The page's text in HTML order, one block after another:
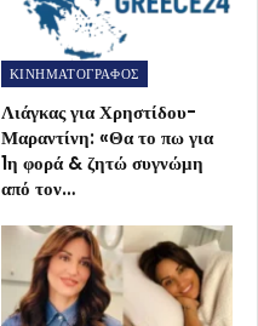
ΚΙΝΗΜΑΤΟΓΡΑΦΟΣ
Λιάγκας για Χρηστίδου-
Μαραντίνη: «Θα το πω για
1η φορά & ζητώ συγνώμη
από τον…